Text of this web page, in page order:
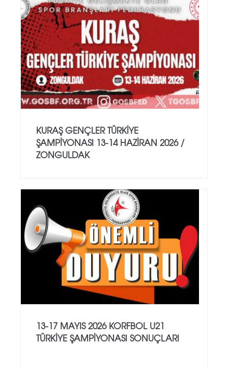
KURAŞ GENÇLER TÜRKİYE
ŞAMPİYONASI 13-14 HAZİRAN 2026 /
ZONGULDAK
13-17 MAYIS 2026 KORFBOL U21
TÜRKİYE ŞAMPİYONASI SONUÇLARI